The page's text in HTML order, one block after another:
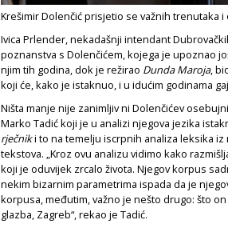
Krešimir Dolenčić prisjetio se važnih trenutaka
Ivica Prlender, nekadašnji intendant
poznanstva s Dolenčićem, kojega je upoznao
njim tih godina, dok je režirao Dunda Maroja,
koji će, kako je istaknuo, i u idućim godinama
Ništa manje nije zanimljiv ni Dolenčićev
Marko Tadić koji je u analizi njegova jezika
rječniki to na temelju iscrpnih analiza leksika
tekstova. „Kroz ovu analizu vidimo kako
koji je oduvijek zrcalo života. Njegov korpus
nekim bizarnim parametrima ispada da je
korpusa, međutim, važno je nešto drugo: što
glazba, Zagreb“, rekao je Tadić.